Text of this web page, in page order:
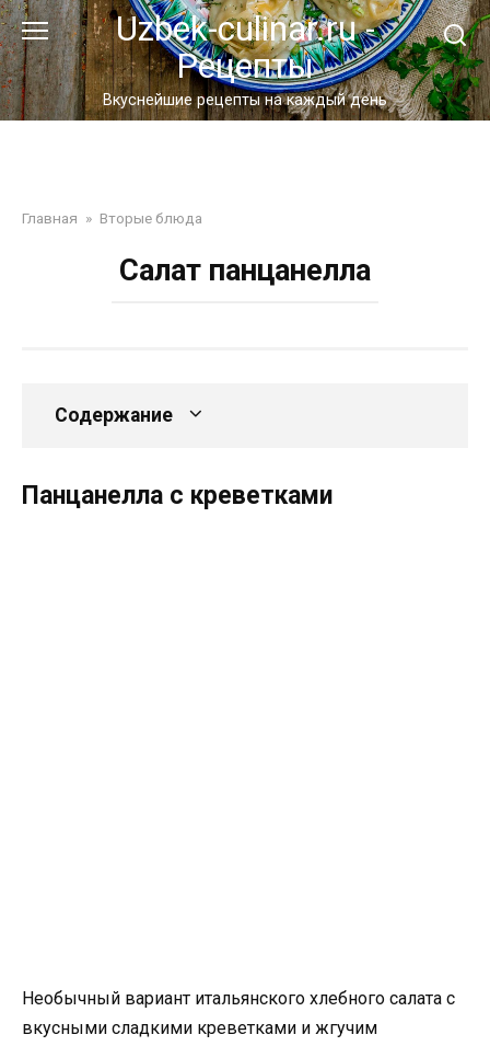
Перейти
к
контенту
Uzbek-culinar.ru -
Рецепты
Вкуснейшие рецепты на каждый день
Главная » Вторые блюда
Салат панцанелла
Содержание
Панцанелла с креветками
Необычный вариант итальянского хлебного салата с
вкусными сладкими креветками и жгучим